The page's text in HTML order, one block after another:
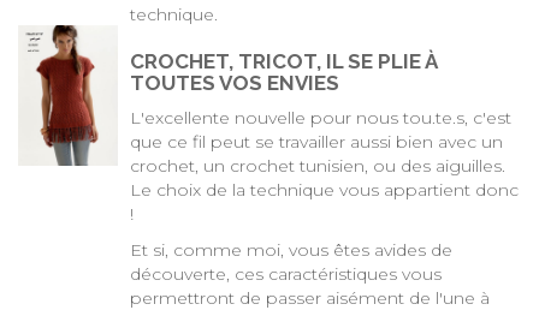
technique.
CROCHET, TRICOT, IL SE PLIE À
TOUTES VOS ENVIES
L'excellente nouvelle pour nous tou.te.s, c'est
que ce fil peut se travailler aussi bien avec un
crochet, un crochet tunisien, ou des aiguilles.
Le choix de la technique vous appartient donc
!
Et si, comme moi, vous êtes avides de
découverte, ces caractéristiques vous
permettront de passer aisément de l'une à